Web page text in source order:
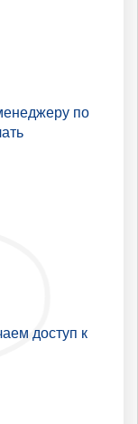
по
доступ к